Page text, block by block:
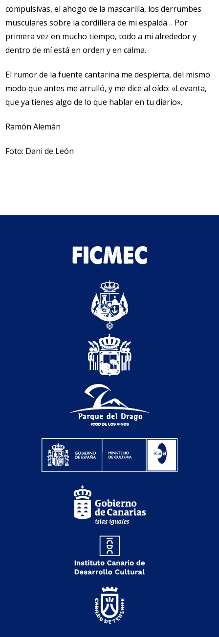
compulsivas, el ahogo de la mascarilla, los derrumbes
musculares sobre la cordillera de mi espalda… Por
primera vez en mucho tiempo, todo a mi alrededor y
dentro de mí está en orden y en calma.
El rumor de la fuente cantarina me despierta, del mismo
modo que antes me arrulló, y me dice al oído: «Levanta,
que ya tienes algo de lo que hablar en tu diario».
Ramón Alemán
Foto: Dani de León